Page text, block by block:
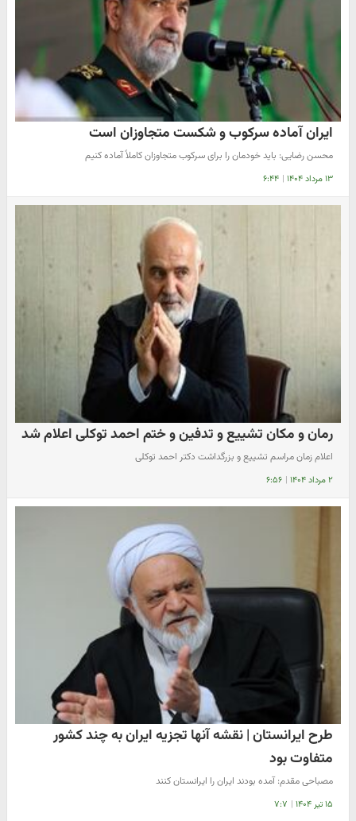
ایران آماده سرکوب و شکست متجاوزان است
محسن رضایی: باید خودمان را برای سرکوب متجاوزان کاملاً آماده کنیم
۱۳ مرداد ۱۴۰۴ | ۶:۴۴
رمان و مکان تشییع و تدفین و ختم احمد توکلی اعلام شد
اعلام زمان مراسم تشییع و بزرگداشت دکتر احمد توکلی
۲ مرداد ۱۴۰۴ | ۶:۵۶
طرح ایرانستان | نقشه آنها تجزیه ایران به چند کشور
متفاوت بود
مصباحی مقدم: آمده بودند ایران را ایرانستان کنند
۱۵ تیر ۱۴۰۴ | ۷:۷